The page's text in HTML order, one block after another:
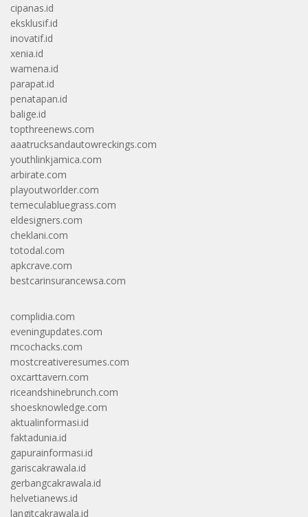
cipanas.id
eksklusif.id
inovatif.id
xenia.id
wamena.id
parapat.id
penatapan.id
balige.id
topthreenews.com
aaatrucksandautowreckings.com
youthlinkjamica.com
arbirate.com
playoutworlder.com
temeculabluegrass.com
eldesigners.com
cheklani.com
totodal.com
apkcrave.com
bestcarinsurancewsa.com
complidia.com
eveningupdates.com
mcochacks.com
mostcreativeresumes.com
oxcarttavern.com
riceandshinebrunch.com
shoesknowledge.com
aktualinformasi.id
faktadunia.id
gapurainformasi.id
gariscakrawala.id
gerbangcakrawala.id
helvetianews.id
langitcakrawala.id